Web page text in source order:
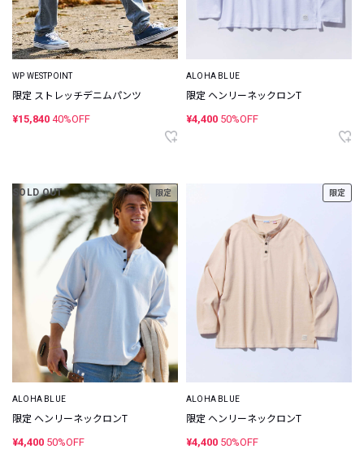
WP WESTPOINT
限定 ストレッチデニムパンツ
¥15,840 40%OFF
ALOHA BLUE
限定 ヘンリーネックロンT
¥4,400 50%OFF
SOLD OUT 限定
ALOHA BLUE
限定 ヘンリーネックロンT
¥4,400 50%OFF
限定
ALOHA BLUE
限定 ヘンリーネックロンT
¥4,400 50%OFF